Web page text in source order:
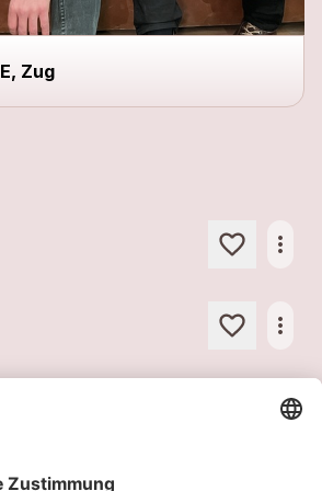
Zug
more_horiz
more_horiz
more_horiz